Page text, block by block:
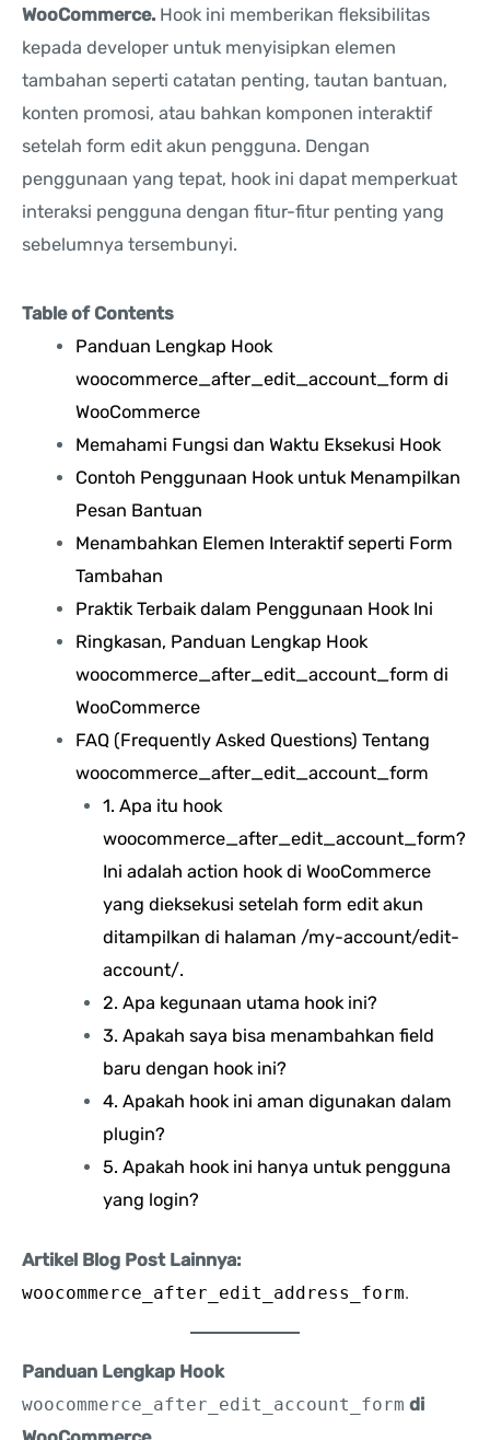
WooCommerce. Hook ini memberikan fleksibilitas
kepada developer untuk menyisipkan elemen
tambahan seperti catatan penting, tautan bantuan,
konten promosi, atau bahkan komponen interaktif
setelah form edit akun pengguna. Dengan
penggunaan yang tepat, hook ini dapat memperkuat
interaksi pengguna dengan fitur-fitur penting yang
sebelumnya tersembunyi.
Table of Contents
Panduan Lengkap Hook
woocommerce_after_edit_account_form di
WooCommerce
Memahami Fungsi dan Waktu Eksekusi Hook
Contoh Penggunaan Hook untuk Menampilkan
Pesan Bantuan
Menambahkan Elemen Interaktif seperti Form
Tambahan
Praktik Terbaik dalam Penggunaan Hook Ini
Ringkasan, Panduan Lengkap Hook
woocommerce_after_edit_account_form di
WooCommerce
FAQ (Frequently Asked Questions) Tentang
woocommerce_after_edit_account_form
1. Apa itu hook
woocommerce_after_edit_account_form?
Ini adalah action hook di WooCommerce
yang dieksekusi setelah form edit akun
ditampilkan di halaman /my-account/edit-
account/.
2. Apa kegunaan utama hook ini?
3. Apakah saya bisa menambahkan field
baru dengan hook ini?
4. Apakah hook ini aman digunakan dalam
plugin?
5. Apakah hook ini hanya untuk pengguna
yang login?
Artikel Blog Post Lainnya:
woocommerce_after_edit_address_form.
Panduan Lengkap Hook
woocommerce_after_edit_account_form di